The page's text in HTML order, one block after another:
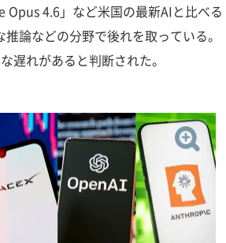
4.6」など米国の最新AIと比べる
論などの分野で後れを取っている。
遅れがあると判断された。